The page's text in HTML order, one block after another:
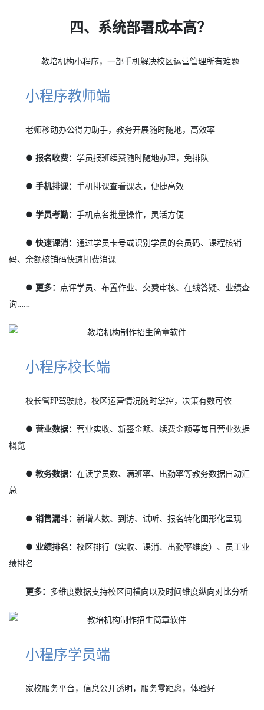
四、系统部署成本高？
教培机构小程序，一部手机解决校区运营管理所有难题
小程序教师端
老师移动办公得力助手，教务开展随时随地，高效率
● 报名收费：学员报班续费随时随地办理，免排队
● 手机排课：手机排课查看课表，便捷高效
● 学员考勤：手机点名批量操作，灵活方便
● 快速课消：通过学员卡号或识别学员的会员码、课程核销
码、余额核销码快速扣费消课
● 更多： 点评学员、布置作业、交费审核、在线答疑、业绩查
询……
小程序校长端
校长管理驾驶舱，校区运营情况随时掌控，决策有数可依
● 营业数据：营业实收、新签金额、续费金额等每日营业数据
概览
● 教务数据：在读学员数、满班率、出勤率等教务数据自动汇
总
● 销售漏斗：新增人数、到访、试听、报名转化图形化呈现
● 业绩排名：校区排行（实收、课消、出勤率维度）、员工业
绩排名
更多： 多维度数据支持校区间横向以及时间维度纵向对比分析
小程序学员端
家校服务平台，信息公开透明，服务零距离，体验好